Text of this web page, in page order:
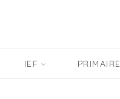
IEF PRIMAIRE